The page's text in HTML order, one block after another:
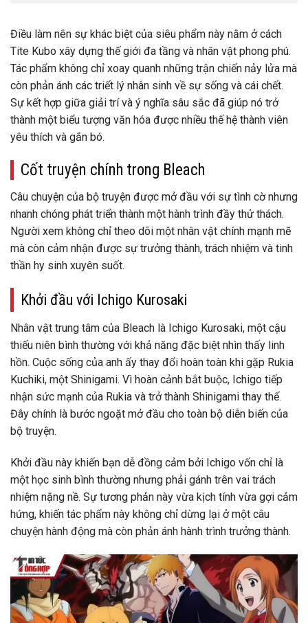
Điều làm nên sự khác biệt của siêu phẩm này nằm ở cách
Tite Kubo xây dựng thế giới đa tầng và nhân vật phong phú.
Tác phẩm không chỉ xoay quanh những trận chiến nảy lửa mà
còn phản ánh các triết lý nhân sinh về sự sống và cái chết.
Sự kết hợp giữa giải trí và ý nghĩa sâu sắc đã giúp nó trở
thành một biểu tượng văn hóa được nhiều thế hệ thành viên
yêu thích và gắn bó.
Cốt truyện chính trong Bleach
Câu chuyện của bộ truyện được mở đầu với sự tình cờ nhưng
nhanh chóng phát triển thành một hành trình đầy thử thách.
Người xem không chỉ theo dõi một nhân vật chính mạnh mẽ
mà còn cảm nhận được sự trưởng thành, trách nhiệm và tinh
thần hy sinh xuyên suốt.
Khởi đầu với Ichigo Kurosaki
Nhân vật trung tâm của Bleach là Ichigo Kurosaki, một cậu
thiếu niên bình thường với khả năng đặc biệt nhìn thấy linh
hồn. Cuộc sống của anh ấy thay đổi hoàn toàn khi gặp Rukia
Kuchiki, một Shinigami. Vì hoàn cảnh bắt buộc, Ichigo tiếp
nhận sức mạnh của Rukia và trở thành Shinigami thay thế.
Đây chính là bước ngoặt mở đầu cho toàn bộ diễn biến của
bộ truyện.
Khởi đầu này khiến bạn dễ đồng cảm bởi Ichigo vốn chỉ là
một học sinh bình thường nhưng phải gánh trên vai trách
nhiệm nặng nề. Sự tương phản này vừa kịch tính vừa gợi cảm
hứng, khiến tác phẩm này không chỉ dừng lại ở một câu
chuyện hành động mà còn phản ánh hành trình trưởng thành.